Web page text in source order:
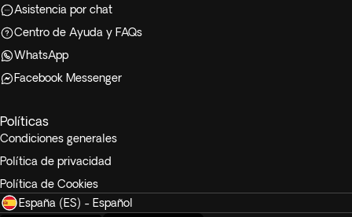
Asistencia por chat
Centro de Ayuda y FAQs
WhatsApp
Facebook Messenger
Políticas
Condiciones generales
Política de privacidad
Política de Cookies
España (ES) - Español